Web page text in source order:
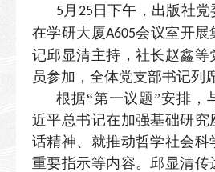
5 月 25 日下午，出版社
在学研大厦A605会议室开展
记邱显清主持，社长赵鑫等
员参加，全体党支部书记列
根据“第一议题”安排，
近平总书记在加强基础研究
话精神、就推动哲学社会科
重要指示等内容。邱显清传